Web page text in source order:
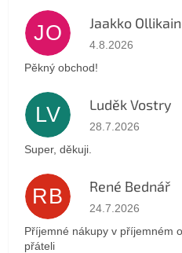
JO Jaakko
Az áruház
4.8.2026
Pěkný obchod!
LV Luděk Vostry
Az áruház
28.7.2026
Super, děkuji.
RB René Bednář
Az áruház
24.7.2026
Příjemné nákupy v příjemném
přáteli